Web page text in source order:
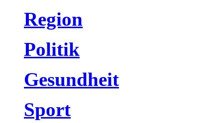
Region
Politik
Gesundheit
Sport